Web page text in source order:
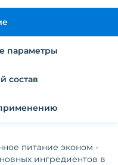
Физико-химические параметры
состав
по применению
питание эконом -
ингредиентов в